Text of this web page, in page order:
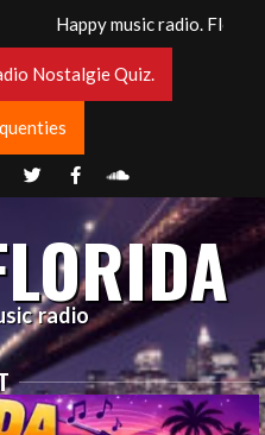
Happy music radio. Florida
Nostalgie Quiz.
radio